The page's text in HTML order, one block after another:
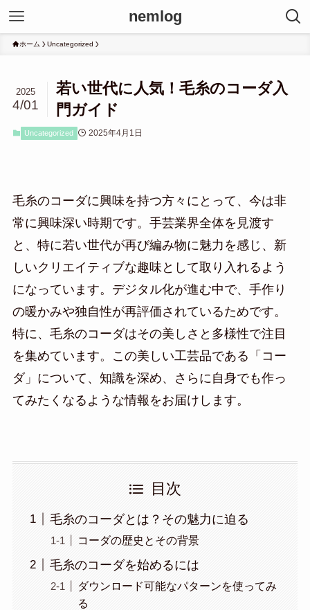
nemlog
ホーム Uncategorized
若い世代に人気！毛糸のコーダ入
門ガイド
2025
4/01
Uncategorized 2025年4月1日
毛糸のコーダに興味を持つ方々にとって、今は非
常に興味深い時期です。手芸業界全体を見渡す
と、特に若い世代が再び編み物に魅力を感じ、新
しいクリエイティブな趣味として取り入れるよう
になっています。デジタル化が進む中で、手作り
の暖かみや独自性が再評価されているためです。
特に、毛糸のコーダはその美しさと多様性で注目
を集めています。この美しい工芸品である「コー
ダ」について、知識を深め、さらに自身でも作っ
てみたくなるような情報をお届けします。
目次
毛糸のコーダとは？その魅力に迫る
コーダの歴史とその背景
毛糸のコーダを始めるには
ダウンロード可能なパターンを使ってみ
る